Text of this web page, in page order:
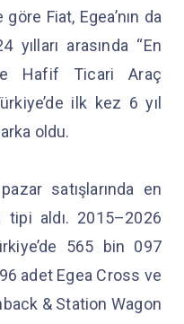
Fiat, Egea’nın da
yılları arasında “En
Hafif Ticari Araç
ilk kez 6 yıl
oldu.
satışlarında en
tipi aldı. 2015–2026
565 bin 097
adet Egea Cross ve
& Station Wagon